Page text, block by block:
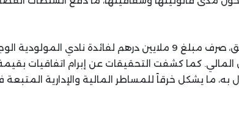
من بين الوقائع التي أثبتها التحقيق، صرف مبلغ 9 ملايين درهم لفائدة نادي
به، ما يشكل خرقاً للمساطر المالية والإدارية المتبعة